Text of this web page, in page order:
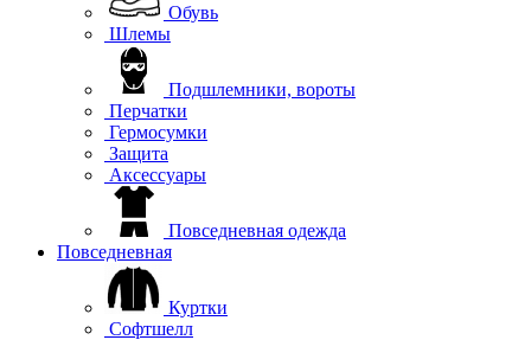
Обувь
Шлемы
Подшлемники, вороты
Перчатки
Гермосумки
Защита
Аксессуары
Повседневная одежда
Повседневная
Куртки
Софтшелл